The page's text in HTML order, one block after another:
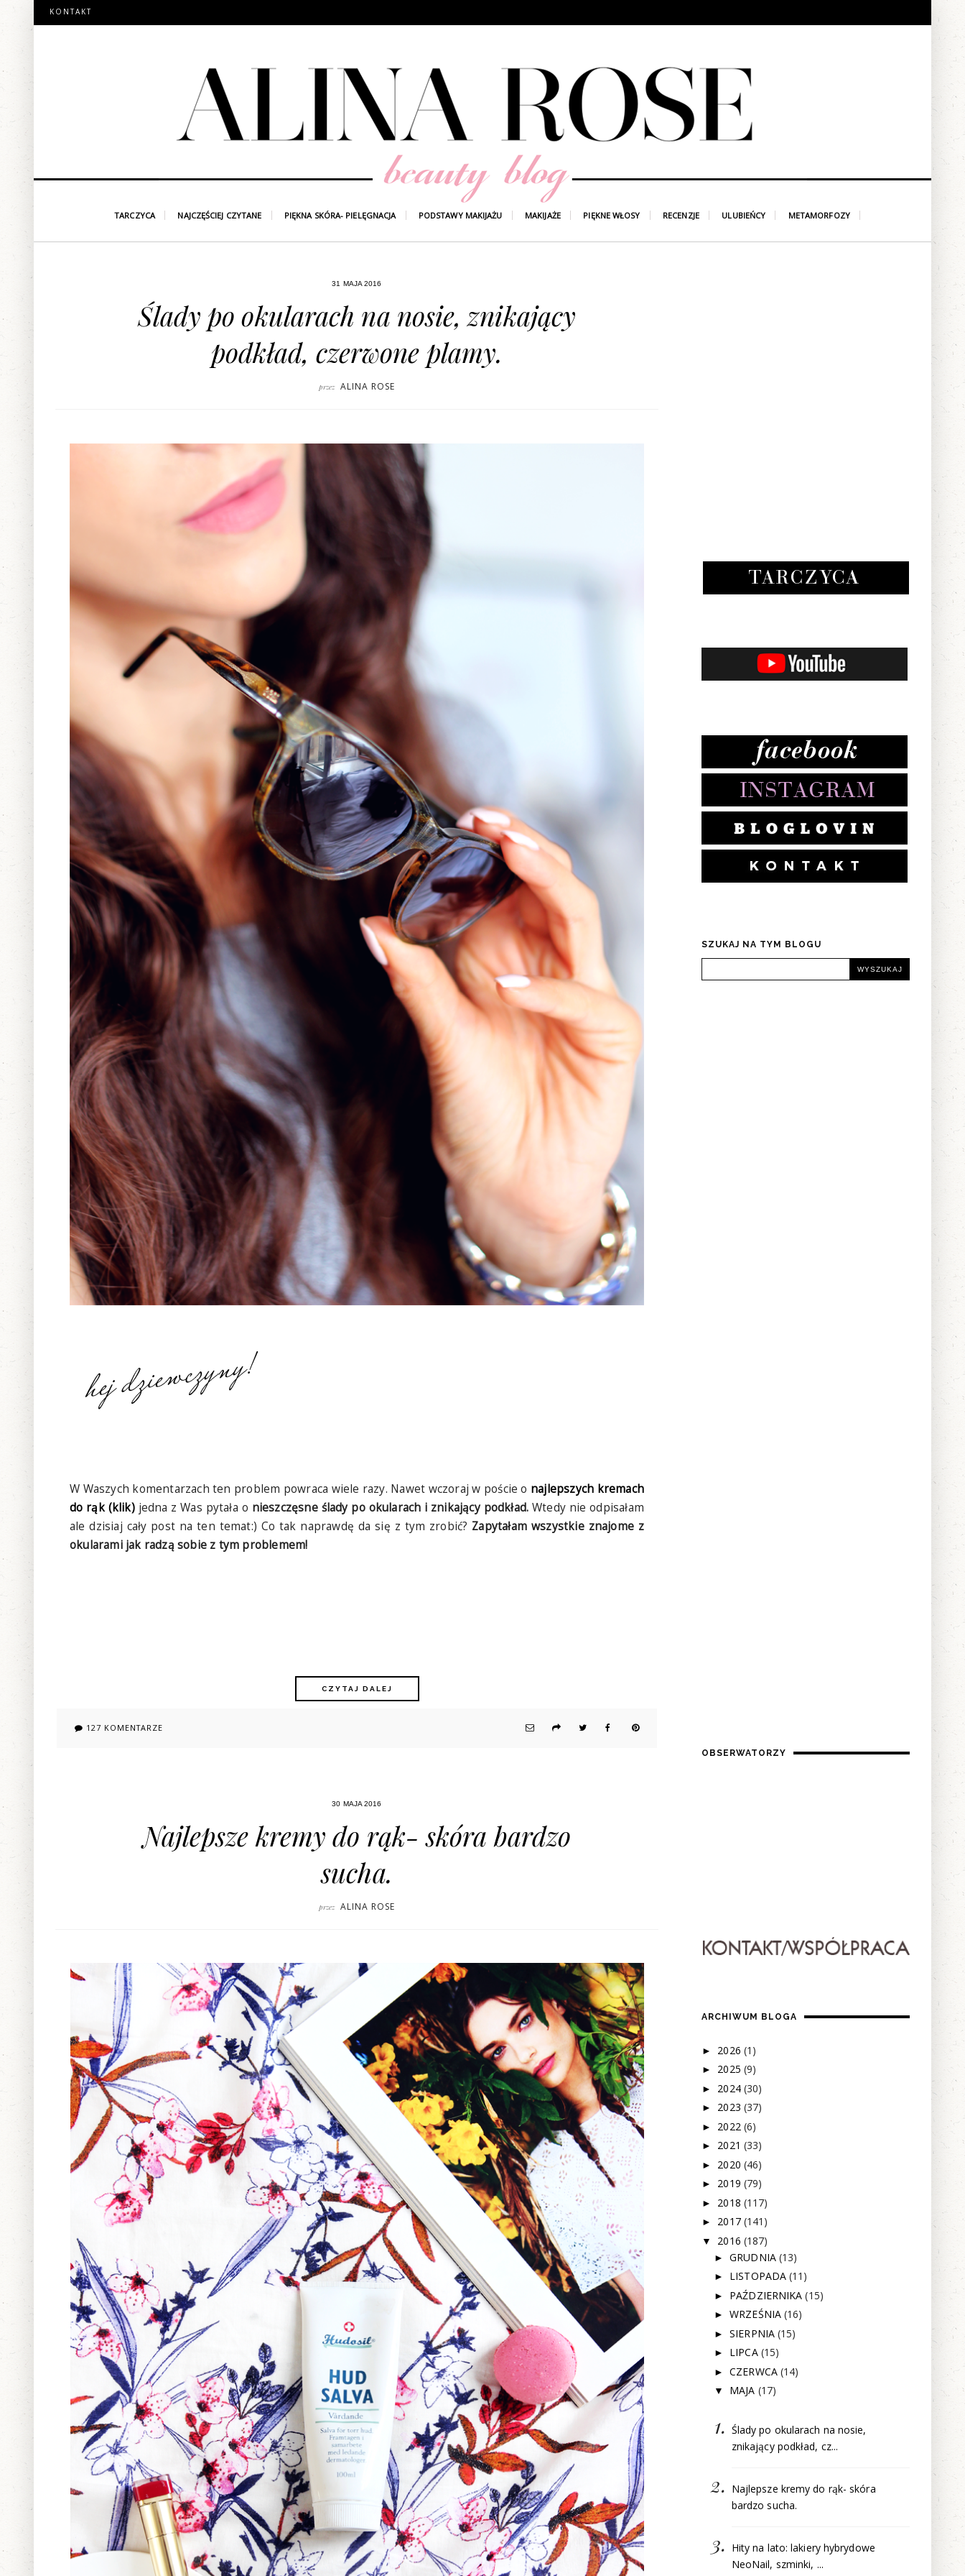
KONTAKT
TARCZYCA NAJCZĘŚCIEJ CZYTANE PIĘKNA SKÓRA- PIELĘGNACJA PODSTAWY MAKIJAŻU MAKIJAŻE PIĘKNE WŁOSY RECENZJE ULUBIEŃCY METAMORFOZY
31 MAJA 2016
Ślady po okularach na nosie, znikający
podkład, czerwone plamy.
przez ALINA ROSE
W Waszych komentarzach ten problem powraca wiele razy. Nawet wczoraj w poście o najlepszych kremach
do rąk (klik)jedna z Was pytała o nieszczęsne ślady po okularach i znikający podkład.Wtedy nie odpisałam
ale dzisiaj cały post na ten temat:) Co tak naprawdę da się z tym zrobić? Zapytałam wszystkie znajome z
okularami jak radzą sobie z tym problemem!
CZYTAJ DALEJ
127 KOMENTARZE
30 MAJA 2016
Najlepsze kremy do rąk- skóra bardzo
sucha.
przez ALINA ROSE
SZUKAJ NA TYM BLOGU
OBSERWATORZY
ARCHIWUM BLOGA
► 2026 (1)
► 2025 (9)
► 2024 (30)
► 2023 (37)
► 2022 (6)
► 2021 (33)
► 2020 (46)
► 2019 (79)
► 2018 (117)
► 2017 (141)
▼ 2016 (187)
►GRUDNIA (13)
► LISTOPADA(11)
► PAŹDZIERNIKA(15)
►WRZEŚNIA(16)
►SIERPNIA(15)
► LIPCA (15)
►CZERWCA (14)
▼ MAJA (17)
Ślady po okularach na nosie,
znikający podkład, cz...
Najlepsze kremy do rąk- skóra
bardzo sucha.
Hity na lato: lakiery hybrydowe
NeoNail, szminki, ...